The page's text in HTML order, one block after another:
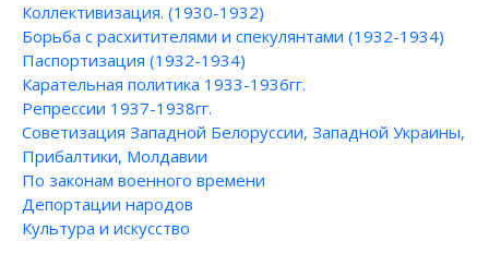
Коллективизация. (1930-1932)
Борьба с расхитителями и спекулянтами (1932-1934)
Паспортизация (1932-1934)
Карательная политика 1933-1936гг.
Репрессии 1937-1938гг.
Советизация Западной Белоруссии, Западной Украины,
Прибалтики, Молдавии
По законам военного времени
Депортации народов
Культура и искусство